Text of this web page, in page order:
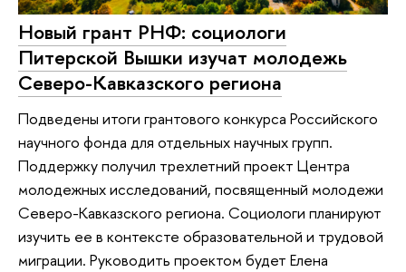
Новый грант РНФ: социологи
Питерской Вышки изучат молодежь
Северо-Кавказского региона
Подведены итоги грантового конкурса Российского
научного фонда для отдельных научных групп.
Поддержку получил трехлетний проект Центра
молодежных исследований, посвященный молодежи
Северо-Кавказского региона. Социологи планируют
изучить ее в контексте образовательной и трудовой
миграции. Руководить проектом будет Елена